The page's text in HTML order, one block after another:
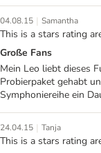
04.08.15 | Samantha
This is a stars rating
Große Fans
Mein Leo liebt dieses
Probierpaket gehabt
Symphoniereihe ein
24.04.15 | Tanja
This is a stars rating